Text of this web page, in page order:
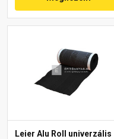
Leier Alu Roll univerzális